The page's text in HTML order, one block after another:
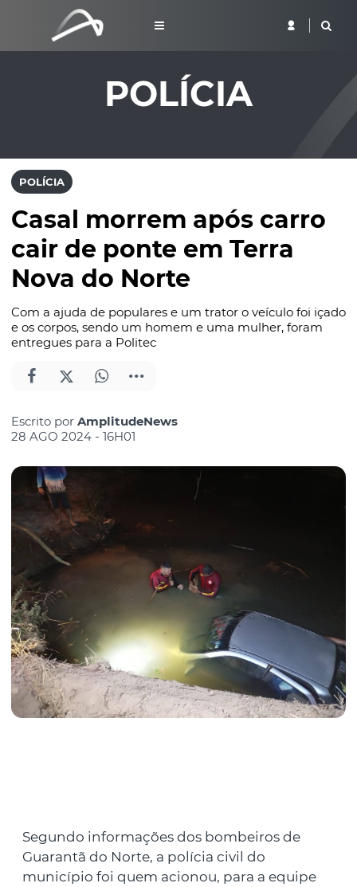
POLÍCIA
POLÍCIA
Casal morrem após carro
cair de ponte em Terra
Nova do Norte
Com a ajuda de populares e um trator o veículo foi içado
e os corpos, sendo um homem e uma mulher, foram
entregues para a Politec
Escrito por AmplitudeNews
28 AGO 2024 - 16H01
Segundo informações dos bombeiros de
Guarantã do Norte, a polícia civil do
município foi quem acionou, para a equipe